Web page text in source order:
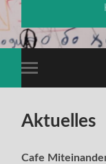
Menü
Aktuelles
Cafe